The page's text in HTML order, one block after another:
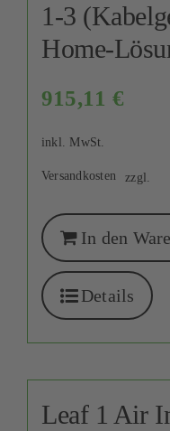
1-3
Home-
915,11 €
inkl. MwSt.
zzgl.
Versandkosten
In den
Details
Leaf 1 Air